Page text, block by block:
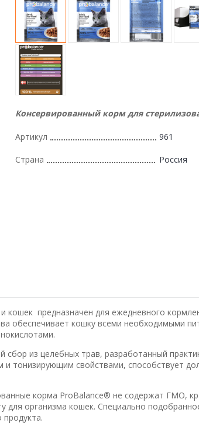
Консервированный корм для
Артикул 961
Страна Россия
предназначен для ежедневного
обеспечивает кошку всеми необходимыми
из целебных трав, разработанный
тонизирующим свойствами, способствует
корма ProBalance® не содержат ГМО,
организма кошек. Специально